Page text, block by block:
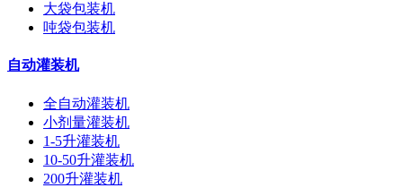
大袋包装机
吨袋包装机
自动灌装机
全自动灌装机
小剂量灌装机
1-5升灌装机
10-50升灌装机
200升灌装机